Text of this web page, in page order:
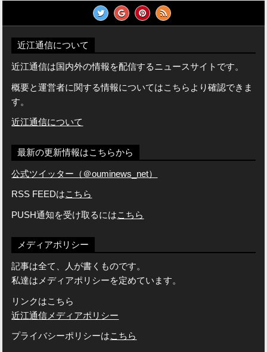
近江通信について
近江通信は国内外の情報を配信するニュースサイトです。
概要と運営者に関する情報についてはこちらより確認できま
す。
近江通信について
最新の更新情報はこちらから
公式ツイッター（＠ouminews_net）
RSS FEEDはこちら
PUSH通知を受け取るにはこちら
メディアポリシー
記事は全て、人が書くものです。
私達はメディアポリシーを定めています。
リンクはこちら
近江通信メディアポリシー
プライバシーポリシーはこちら